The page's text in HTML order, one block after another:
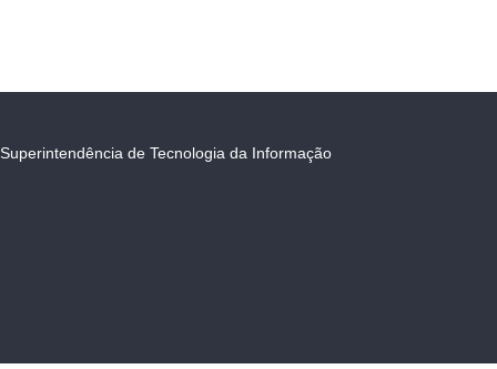
Superintendência de Tecnologia da Informação